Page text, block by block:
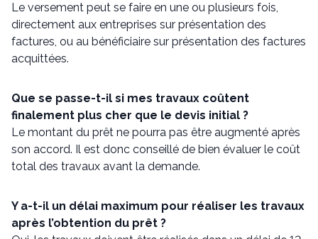
Le versement peut se faire en une ou plusieurs fois,
directement aux entreprises sur présentation des
factures, ou au bénéficiaire sur présentation des factures
acquittées.
Que se passe-t-il si mes travaux coûtent
finalement plus cher que le devis initial ?
Le montant du prêt ne pourra pas être augmenté après
son accord. Il est donc conseillé de bien évaluer le coût
total des travaux avant la demande.
Y a-t-il un délai maximum pour réaliser les travaux
après l’obtention du prêt ?